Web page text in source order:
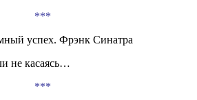
***
успех. Фрэнк Синатра
не касаясь…
***